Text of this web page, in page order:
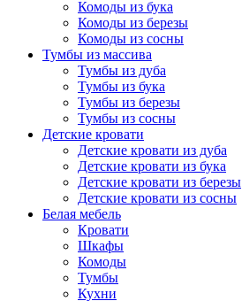
Комоды из бука
Комоды из березы
Комоды из сосны
Тумбы из массива
Тумбы из дуба
Тумбы из бука
Тумбы из березы
Тумбы из сосны
Детские кровати
Детские кровати из дуба
Детские кровати из бука
Детские кровати из березы
Детские кровати из сосны
Белая мебель
Кровати
Шкафы
Комоды
Тумбы
Кухни